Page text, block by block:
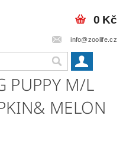
info@zoolife.cz
0 Kč
PUPPY M/L
MELON